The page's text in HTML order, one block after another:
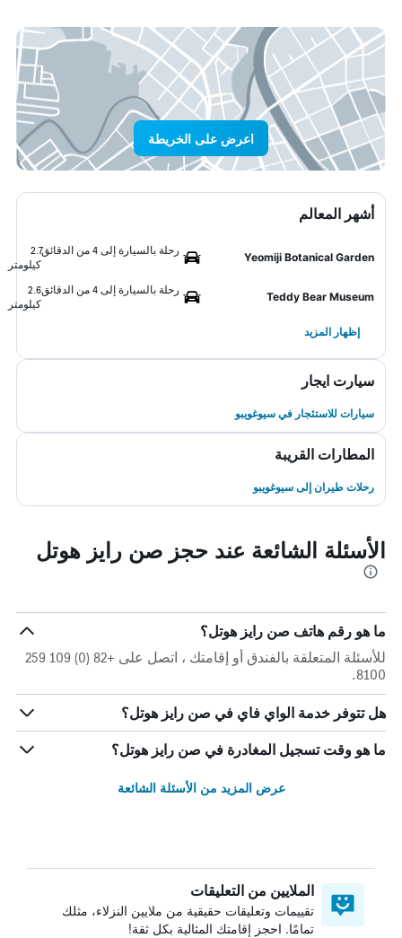
اعرض على الخريطة
أشهر المعالم
Yeomiji Botanical Garden
رحلة بالسيارة إلى 4 من الدقائق
2.7
كيلومتر
Teddy Bear Museum
رحلة بالسيارة إلى 4 من الدقائق
2.6
كيلومتر
إظهار المزيد
سيارت ايجار
سيارات للاستئجار في سيوغويبو
المطارات القريبة
رحلات طيران إلى سيوغويبو
الأسئلة الشائعة عند حجز صن رايز هوتل
ما هو رقم هاتف صن رايز هوتل؟
للأسئلة المتعلقة بالفندق أو إقامتك ، اتصل على +82 (0) 109 259
8100.
هل تتوفر خدمة الواي فاي في صن رايز هوتل؟
ما هو وقت تسجيل المغادرة في صن رايز هوتل؟
عرض المزيد من الأسئلة الشائعة
الملايين من التعليقات
تقييمات وتعليقات حقيقية من ملايين النزلاء، مثلك
تمامًا. احجز إقامتك المثالية بكل ثقة!